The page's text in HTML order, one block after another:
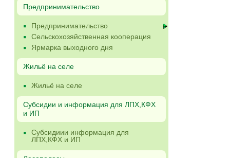
Предпринимательство
Предпринимательство
Сельскохозяйственная кооперация
Ярмарка выходного дня
Жильё на селе
Жильё на селе
Субсидии и информация для ЛПХ,КФХ
и ИП
Субсидиии информация для
ЛПХ,КФХ и ИП